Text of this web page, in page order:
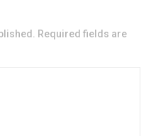
Required fields are